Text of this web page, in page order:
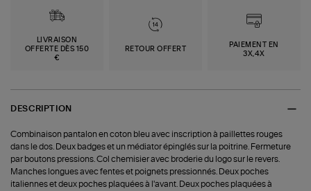
LIVRAISON
OFFERTE DÈS 150
€
RETOUR OFFERT
PAIEMENT EN
3X,4X
DESCRIPTION
Combinaison pantalon en coton bleu avec inscription à paillettes rouges
dans le dos. Deux badges et un médiator épinglés sur la poitrine. Fermeture
par boutons pressions. Col chemisier avec broderie du logo sur le revers.
Manches longues avec fentes et poignets pressionnés. Deux poches
italiennes et deux poches plaquées à l'avant. Deux poches plaquées à